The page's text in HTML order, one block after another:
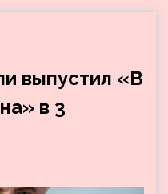
выпустил «В
в 3